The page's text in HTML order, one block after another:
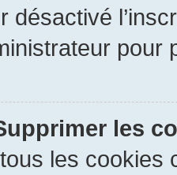
désactivé
les
les cookies